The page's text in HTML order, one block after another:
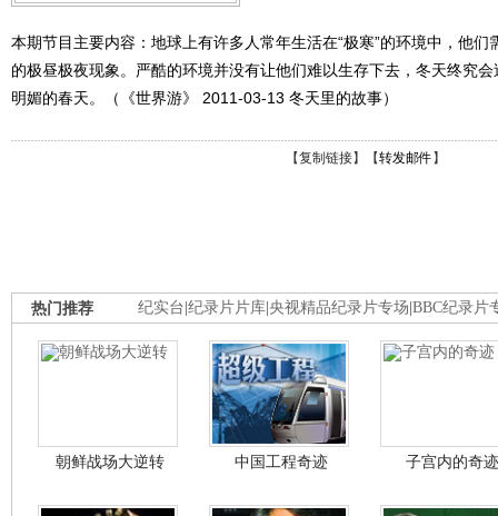
本期节目主要内容：地球上有许多人常年生活在“极寒”的环境中，他
的极昼极夜现象。严酷的环境并没有让他们难以生存下去，冬天终究
明媚的春天。（《世界游》 2011-03-13 冬天里的故事）
【复制链接】【转发邮件 】
纪实台 纪录片片库 央视精品纪录片专场 BBC纪录片
热门推荐
朝鲜战场大逆转 中国工程奇迹 子宫内的奇迹